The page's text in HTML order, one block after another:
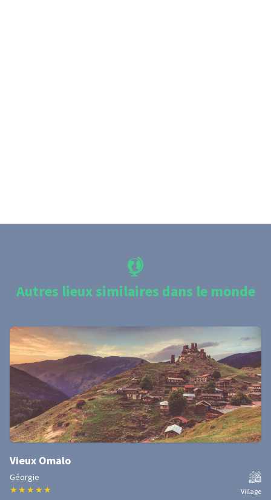
Autres lieux similaires dans le monde
Vieux Omalo
Géorgie
★ ★ ★ ★ ★ Village